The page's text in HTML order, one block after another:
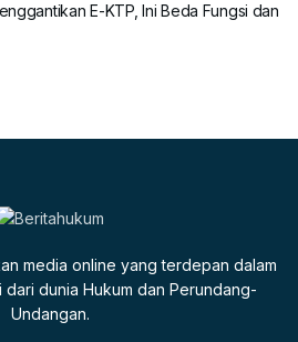
E-KTP, Ini Beda Fungsi dan
media online yang terdepan dalam
dunia Hukum dan Perundang-
Undangan.